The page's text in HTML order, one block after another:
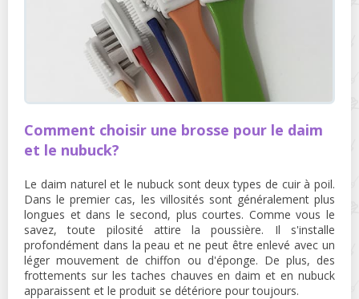
Comment choisir une brosse pour le daim
et le nubuck?
Le daim naturel et le nubuck sont deux types de cuir à poil.
Dans le premier cas, les villosités sont généralement plus
longues et dans le second, plus courtes. Comme vous le
savez, toute pilosité attire la poussière. Il s'installe
profondément dans la peau et ne peut être enlevé avec un
léger mouvement de chiffon ou d'éponge. De plus, des
frottements sur les taches chauves en daim et en nubuck
apparaissent et le produit se détériore pour toujours.